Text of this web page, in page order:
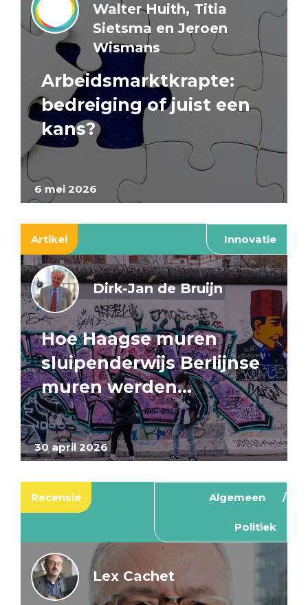
6 mei 2026
Walter Huith, Titia
Sietsma en Jeroen
Wismans
Arbeidsmarktkrapte:
bedreiging of juist een
kans?
Artikel Innovatie
30 april 2026
Dirk-Jan de Bruijn
Hoe Haagse muren
sluipenderwijs Berlijnse
muren werden…
Recensie Algemeen
Politiek
Lex Cachet